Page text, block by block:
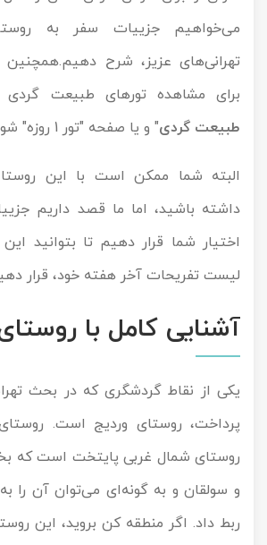
می‌خواهیم جزییات سفر به
تهرانی‌های عزیز، شرح دهیم.همچنین
برای مشاهده تورهای طبیعت
طبیعت گردی" و یا صفحه "تور 1 روزه "
البته شما ممکن است با این
داشته باشید، اما ما قصد داریم
اختیار شما قرار دهیم تا بتوانید
لیست تفریحات آخر هفته خود، قرار
آشنایی کامل با
یکی از نقاط گردشگری که در بحث
پرداخت، روستای وردیج است.
روستای شمال غربی پایتخت است که
ربط داد. اگر منطقه کن بروید، این
تور مرداب سراوان
تور سوباتان
تور چابهار
تور مرداب هسل
تور کاشان
تور ترکمن صحرا
تور آفرود